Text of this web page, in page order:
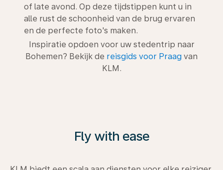
of late avond. Op deze tijdstippen kunt u in
alle rust de schoonheid van de brug ervaren
en de perfecte foto's maken.
Inspiratie opdoen voor uw stedentrip naar
Bohemen? Bekijk de reisgids voor Praag van
KLM.
Fly with ease